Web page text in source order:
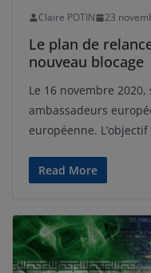
Claire POTIN 23
Le plan de
nouveau blocage
Le 16 novembre
ambassadeurs
européenne.
Read More